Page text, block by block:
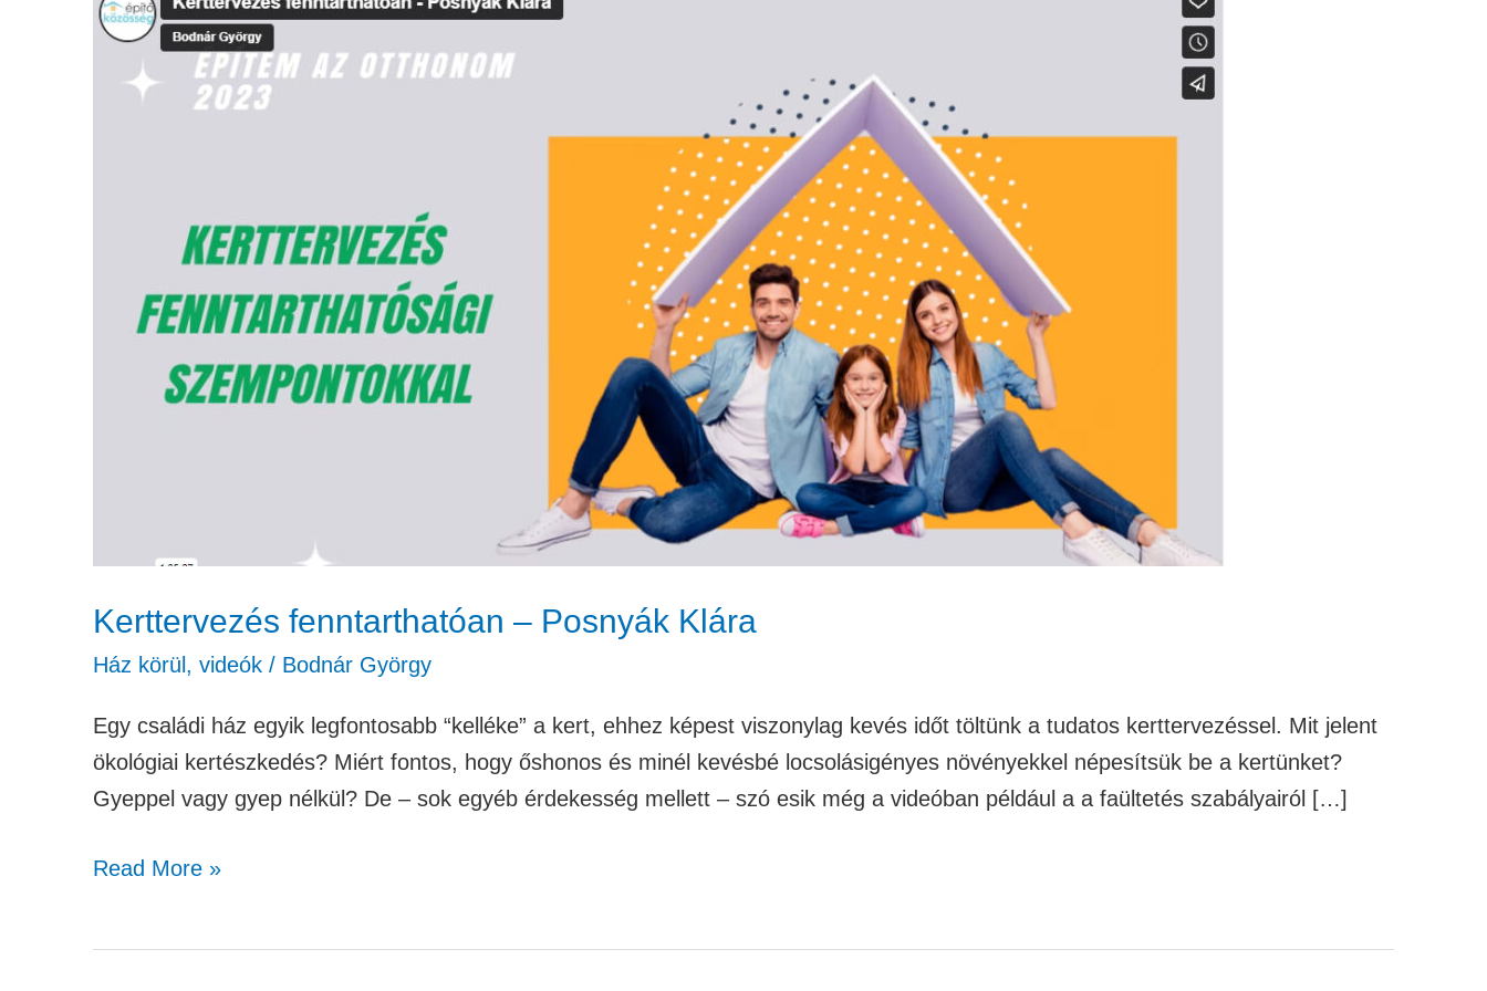
Kerttervezés fenntarthatóan – Posnyák Klára
Ház körül , videók / Bodnár György
Egy családi ház egyik legfontosabb “kelléke” a kert, ehhez képest viszonylag kevés időt töltünk a tudatos kerttervezéssel. Mit jelent
ökológiai kertészkedés? Miért fontos, hogy őshonos és minél kevésbé locsolásigényes növényekkel népesítsük be a kertünket?
Gyeppel vagy gyep nélkül? De – sok egyéb érdekesség mellett – szó esik még a videóban például a a faültetés szabályairól […]
fenntarthatóan
Posnyák
Read More »